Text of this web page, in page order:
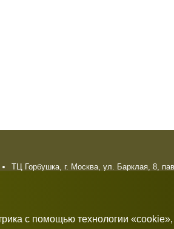
ТЦ Горбушка, г. Москва, ул. Барклая, 8,
с помощью технологии